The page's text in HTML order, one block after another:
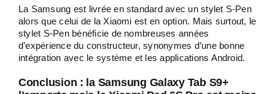
La Samsung est livrée en standard avec un stylet S-Pen
alors que celui de la Xiaomi est en option. Mais surtout, le
stylet S-Pen bénéficie de nombreuses années
d’expérience du constructeur, synonymes d’une bonne
intégration avec le système et les applications Android.
Conclusion : la Samsung Galaxy Tab S9+